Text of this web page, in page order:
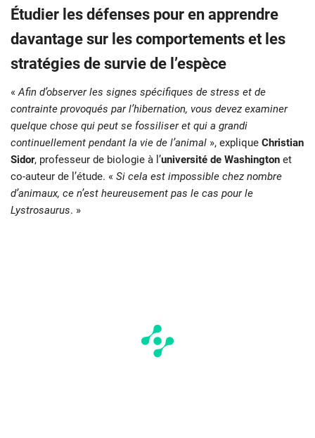
Étudier les défenses pour en apprendre
davantage sur les comportements et les
stratégies de survie de l’espèce
«Afin d’observer les signes spécifiques de stress et de
contrainte provoqués par l’hibernation, vous devez examiner
quelque chose qui peut se fossiliser et qui a grandi
continuellement pendant la vie de l’animal », explique Christian
Sidor, professeur de biologie à l’université de Washington et
co-auteur de l’étude. « Si cela est impossible chez nombre
d’animaux, ce n’est heureusement pas le cas pour le
Lystrosaurus. »